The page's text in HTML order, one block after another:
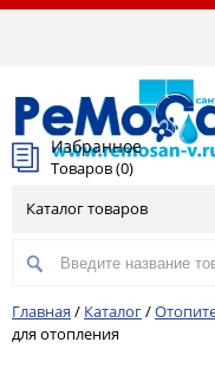
Избранное
Товаров (0)
Каталог товаров
Главная / Каталог/
для отопления